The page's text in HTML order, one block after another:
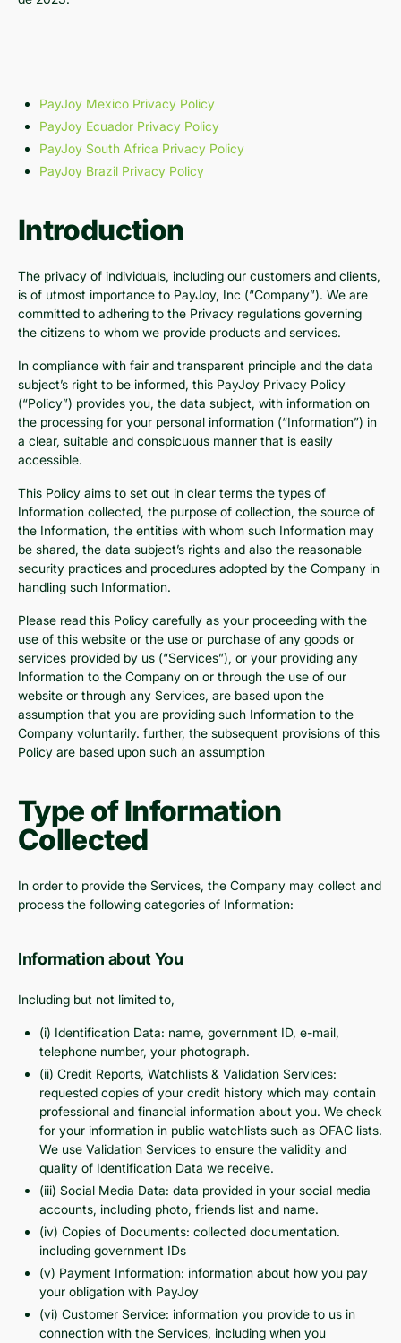
PayJoy Mexico Privacy Policy
PayJoy Ecuador Privacy Policy
PayJoy South Africa Privacy Policy
PayJoy Brazil Privacy Policy
Introduction
The privacy of individuals, including our customers and clients,
is of utmost importance to PayJoy, Inc (“Company”). We are
committed to adhering to the Privacy regulations governing
the citizens to whom we provide products and services.
In compliance with fair and transparent principle and the data
subject’s right to be informed, this PayJoy Privacy Policy
(“Policy”) provides you, the data subject, with information on
the processing for your personal information (“Information”) in
a clear, suitable and conspicuous manner that is easily
accessible.
This Policy aims to set out in clear terms the types of
Information collected, the purpose of collection, the source of
the Information, the entities with whom such Information may
be shared, the data subject’s rights and also the reasonable
security practices and procedures adopted by the Company in
handling such Information.
Please read this Policy carefully as your proceeding with the
use of this website or the use or purchase of any goods or
services provided by us (“Services”), or your providing any
Information to the Company on or through the use of our
website or through any Services, are based upon the
assumption that you are providing such Information to the
Company voluntarily. further, the subsequent provisions of this
Policy are based upon such an assumption
Type of Information
Collected
In order to provide the Services, the Company may collect and
process the following categories of Information:
Information about You
Including but not limited to,
(i) Identification Data: name, government ID, e-mail,
telephone number, your photograph.
(ii) Credit Reports, Watchlists & Validation Services:
requested copies of your credit history which may contain
professional and financial information about you. We check
for your information in public watchlists such as OFAC lists.
We use Validation Services to ensure the validity and
quality of Identification Data we receive.
(iii) Social Media Data: data provided in your social media
accounts, including photo, friends list and name.
(iv) Copies of Documents: collected documentation.
including government IDs
(v) Payment Information: information about how you pay
your obligation with PayJoy
(vi) Customer Service: information you provide to us in
connection with the Services, including when you